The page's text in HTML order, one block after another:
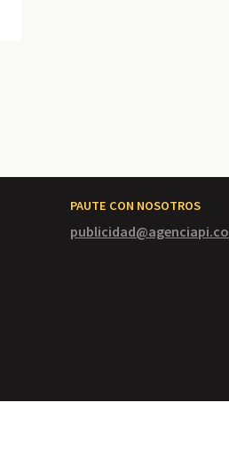
PAUTE CON NOSOTROS
publicidad@agenciapi.co